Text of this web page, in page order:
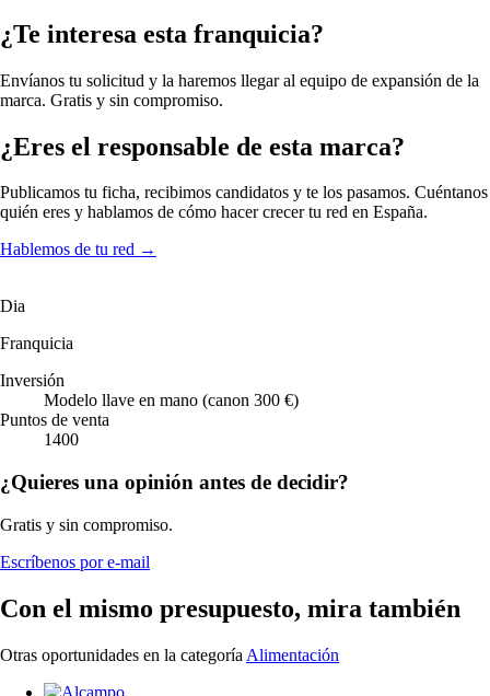
¿Te interesa esta franquicia?
Envíanos tu solicitud y la haremos llegar al equipo de expansión de la
marca. Gratis y sin compromiso.
¿Eres el responsable de esta marca?
Publicamos tu ficha, recibimos candidatos y te los pasamos. Cuéntanos
quién eres y hablamos de cómo hacer crecer tu red en España.
Hablemos de tu red →
Dia
Franquicia
Inversión
Modelo llave en mano (canon 300 €)
Puntos de venta
1400
¿Quieres una opinión antes de decidir?
Gratis y sin compromiso.
Escríbenos por e-mail
Con el mismo presupuesto, mira también
Otras oportunidades en la categoría Alimentación